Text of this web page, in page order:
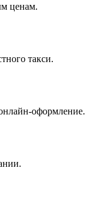
ценам.
такси.
оформление.